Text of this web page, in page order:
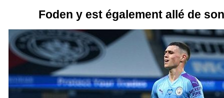
Foden y est également allé de